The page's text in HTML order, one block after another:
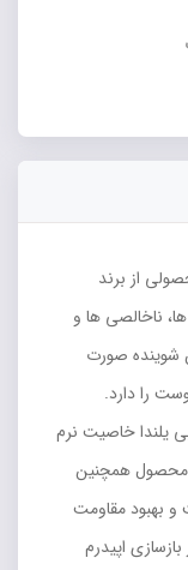
از برند
ناخالصی ها و
شوینده صورت
را دارد.
یلندا خاصیت نرم
محصول همچنین
بهبود مقاومت
اپیدرم